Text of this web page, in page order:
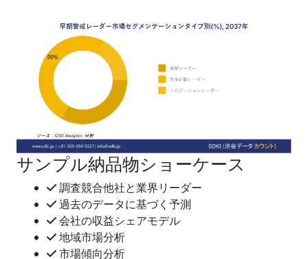
サンプル納品物ショーケース
調査競合他社と業界リーダー
過去のデータに基づく予測
会社の収益シェアモデル
地域市場分析
市場傾向分析